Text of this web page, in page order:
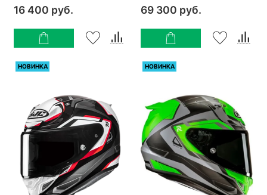
16 400 руб. 69 300 руб.
НОВИНКА НОВИНКА